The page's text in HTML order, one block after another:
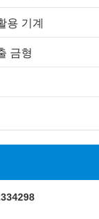
용 기계
금형